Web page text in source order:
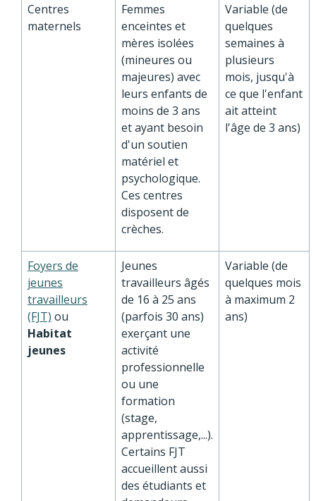
Centres
maternels
Femmes
enceintes et
mères isolées
(mineures ou
majeures) avec
leurs enfants de
moins de 3 ans
et ayant besoin
d'un soutien
matériel et
psychologique.
Ces centres
disposent de
crèches.
Variable (de
quelques
semaines à
plusieurs
mois, jusqu'à
ce que l'enfant
ait atteint
l'âge de 3 ans)
Foyers de
jeunes
travailleurs
(FJT) ou
Habitat
jeunes
Jeunes
travailleurs âgés
de 16 à 25 ans
(parfois 30 ans)
exerçant une
activité
professionnelle
ou une
formation
(stage,
apprentissage,...).
Certains FJT
accueillent aussi
des étudiants et
Variable (de
quelques mois
à maximum 2
ans)